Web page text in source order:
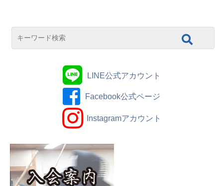
LINE公式アカウント
Facebook公式ページ
Instagramアカウント